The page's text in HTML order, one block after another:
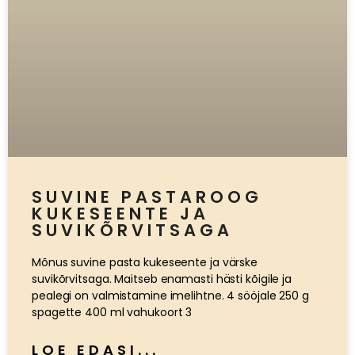
SUVINE PASTAROOG
KUKESEENTE JA
SUVIKÕRVITSAGA
Mõnus suvine pasta kukeseente ja värske
suvikõrvitsaga. Maitseb enamasti hästi kõigile ja
pealegi on valmistamine imelihtne. 4 sööjale 250 g
spagette 400 ml vahukoort 3
LOE EDASI...